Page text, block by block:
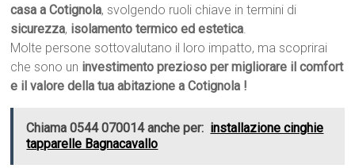
casa a Cotignola, svolgendo ruoli chiave in termini di
sicurezza, isolamento termico ed estetica.
Molte persone sottovalutano il loro impatto, ma scoprirai
che sono un investimento prezioso per migliorare il comfort
e il valore della tua abitazione a Cotignola !
Chiama 0544 070014 anche per: installazione cinghie
tapparelle Bagnacavallo